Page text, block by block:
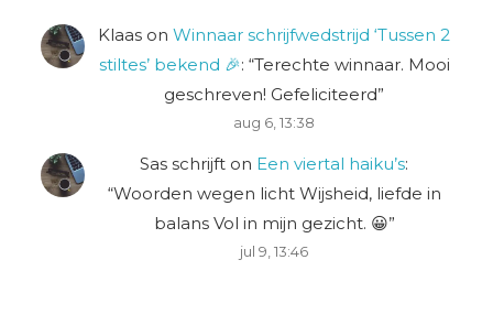
Klaas on Winnaar schrijfwedstrijd ‘Tussen 2
stiltes’ bekend 🎉: “Terechte winnaar. Mooi
geschreven! Gefeliciteerd”
aug 6, 13:38
Sas schrijft on Een viertal haiku’s:
“Woorden wegen licht Wijsheid, liefde in
balans Vol in mijn gezicht. 😀”
jul 9, 13:46